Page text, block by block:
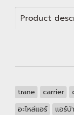
Product
trane carrier
อะไหล่แอร์
แอร์บ้